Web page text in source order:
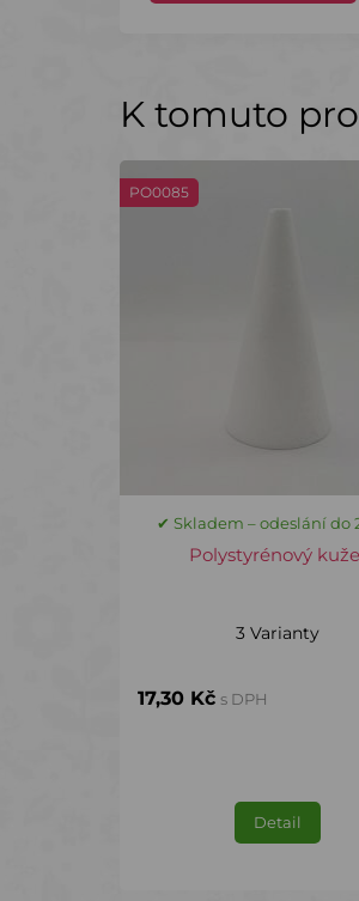
K tomuto
PO0085
✔ Skladem – odeslání do
Polystyrénový
3 Varianty
17,30 Kč s DPH
Detail